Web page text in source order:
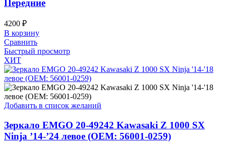
Передние
4200 ₽
В корзину
Сравнить
Быстрый просмотр
ХИТ
Добавить в список желаний
Зеркало EMGO 20-49242 Kawasaki Z 1000 SX
Ninja ’14-’24 левое (OEM: 56001-0259)